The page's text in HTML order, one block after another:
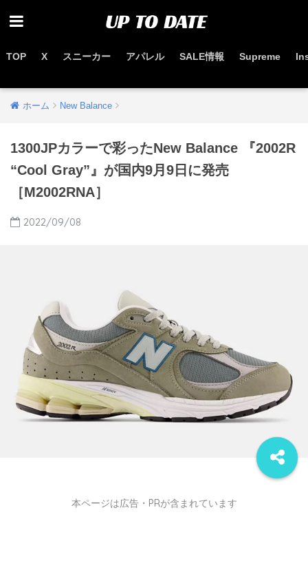
TOP X スニーカー アパレル SALE情報 Supreme
ホーム New Balance
1300JPカラーで彩ったNew Balance 『2002R
“Cool Gray”』が国内9月9日に発売
［M2002RNA］
2022/09/08
本ページは広告・PRが含まれています